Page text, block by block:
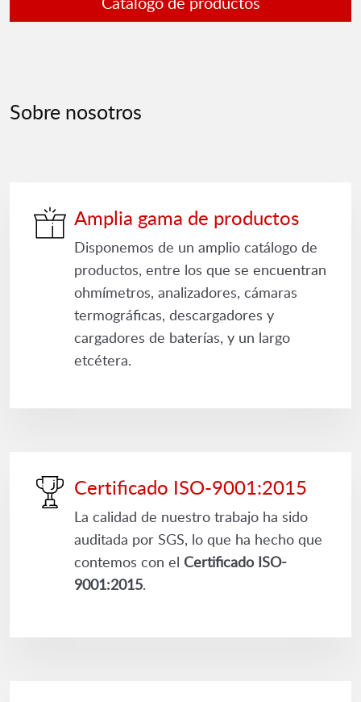
Sobre nosotros
Amplia gama de productos
Disponemos de un amplio catálogo de
productos, entre los que se encuentran
ohmímetros, analizadores, cámaras
termográficas, descargadores y
cargadores de baterías, y un largo
etcétera.
Certificado ISO-9001:2015
La calidad de nuestro trabajo ha sido
auditada por SGS, lo que ha hecho que
contemos con el Certificado ISO-
9001:2015.